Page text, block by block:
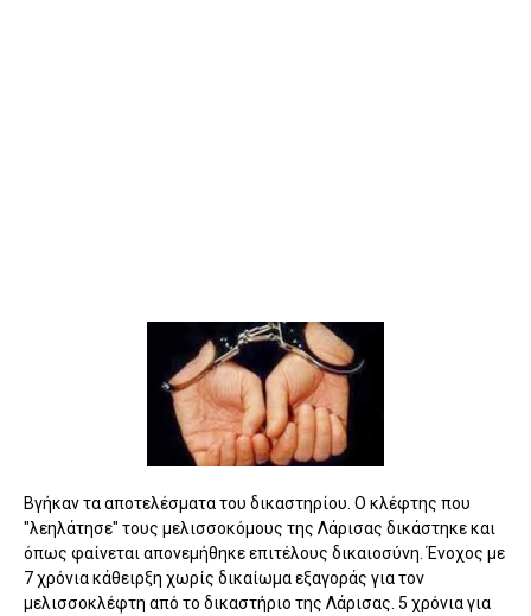
Βγήκαν τα αποτελέσματα του δικαστηρίου. Ο κλέφτης που
"λεηλάτησε" τους μελισσοκόμους της Λάρισας δικάστηκε και
όπως φαίνεται απονεμήθηκε επιτέλους δικαιοσύνη. Ένοχος με
7 χρόνια κάθειρξη χωρίς δικαίωμα εξαγοράς για τον
μελισσοκλέφτη από το δικαστήριο της Λάρισας. 5 χρόνια για